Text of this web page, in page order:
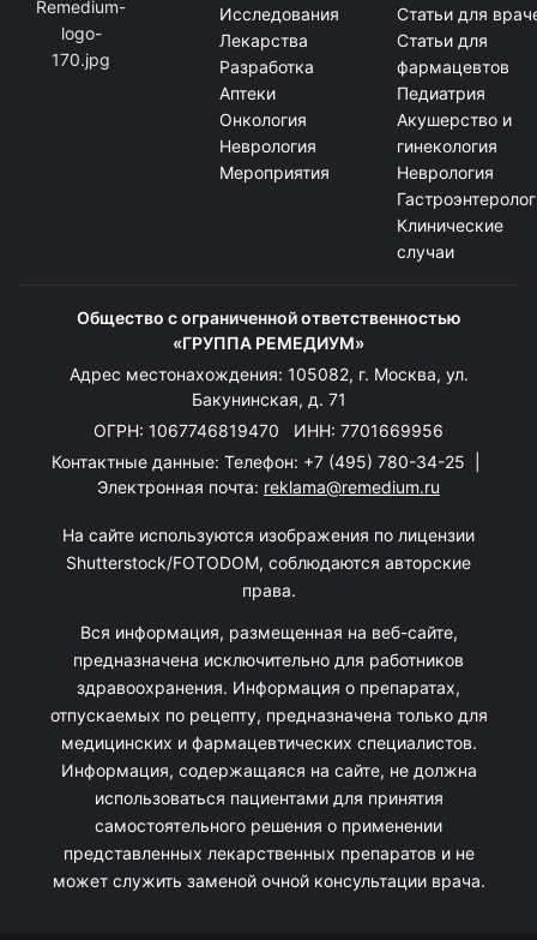
Исследования
Лекарства
Разработка
Аптеки
Онкология
Неврология
Мероприятия
Статьи для
Статьи для
фармацевтов
Педиатрия
Акушерство и
гинекология
Неврология
Клинические
случаи
Общество с ограниченной ответственностью
«ГРУППА РЕМЕДИУМ»
Адрес местонахождения: 105082, г. Москва, ул.
Бакунинская, д. 71
ОГРН: 1067746819470 ИНН: 7701669956
Контактные данные: Телефон: +7 (495) 780-34-25
Электронная почта: reklama@remedium.ru
На сайте используются изображения по лицензии
Shutterstock/FOTODOM, соблюдаются авторские
права.
Вся информация, размещенная на веб-сайте,
предназначена исключительно для работников
здравоохранения. Информация о препаратах,
отпускаемых по рецепту, предназначена только для
медицинских и фармацевтических специалистов.
Информация, содержащаяся на сайте, не должна
использоваться пациентами для принятия
самостоятельного решения о применении
представленных лекарственных препаратов и не
может служить заменой очной консультации врача.